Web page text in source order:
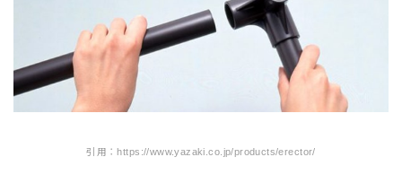
引用：https://www.yazaki.co.jp/products/erector/